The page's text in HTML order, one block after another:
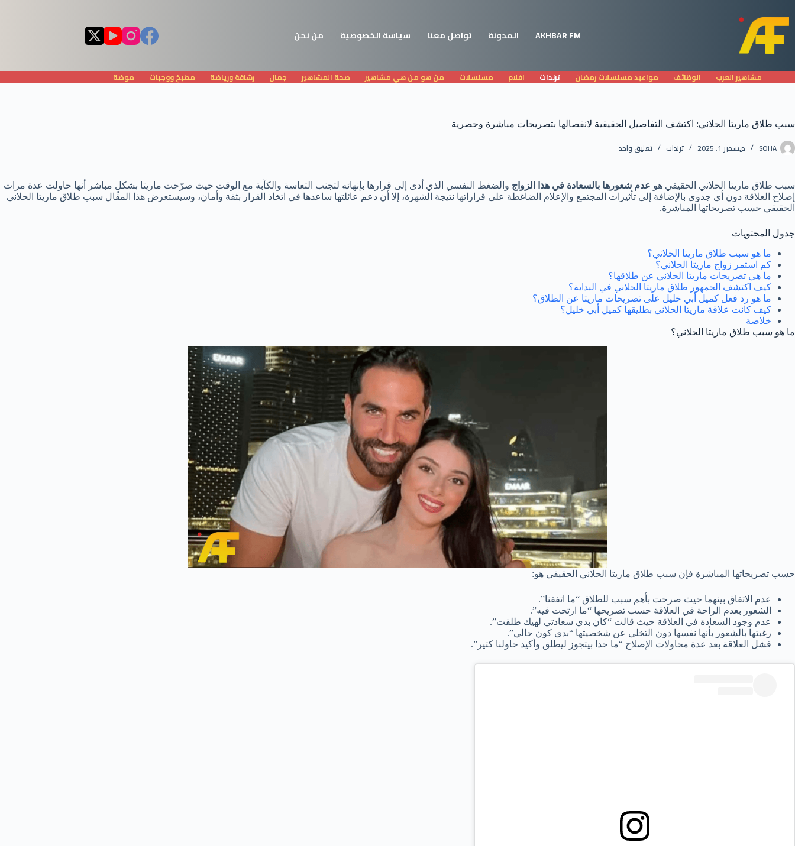
إلى
المحتوى
AKHBAR FM المدونة تواصل معنا سياسة الخصوصية من نحن
مشاهير العرب الوظائف مواعيد مسلسلات رمضان ترندات افلام مسلسلات من هو من هي مشاهير صحة المشاهير جمال رشاقة ورياضة مطبخ ووجبات موضة
سبب طلاق ماريتا الحلاني: اكتشف التفاصيل الحقيقية لانفصالها بتصريحات مباشرة وحصرية
SOHA ديسمبر 1, 2025 ترندات تعليق واحد
سبب طلاق ماريتا الحلاني الحقيقي هو عدم شعورها بالسعادة في هذا الزواج والضغط النفسي الذي أدى إلى قرارها بإنهائه لتجنب التعاسة والكآبة مع الوقت حيث صرّحت ماريتا بشكلٍ مباشر أنها حاولت عدة مرات
إصلاح العلاقة دون أي جدوى بالإضافة إلى تأثيرات المجتمع والإعلام الضاغطة على قراراتها نتيجة الشهرة، إلا أن دعم عائلتها ساعدها في اتخاذ القرار بثقة وأمان، وسيستعرض هذا المقال سبب طلاق ماريتا الحلاني
الحقيقي حسب تصريحاتها المباشرة.
جدول المحتويات
ما هو سبب طلاق ماريتا الحلاني؟
كم استمر زواج ماريتا الحلاني؟
ما هي تصريحات ماريتا الحلاني عن طلاقها؟
كيف اكتشف الجمهور طلاق ماريتا الحلاني في البداية؟
ما هو رد فعل كميل أبي خليل على تصريحات ماريتا عن الطلاق؟
كيف كانت علاقة ماريتا الحلاني بطليقها كميل أبي خليل؟
خلاصة
ما هو سبب طلاق ماريتا الحلاني؟
حسب تصريحاتها المباشرة فإن سبب طلاق ماريتا الحلاني الحقيقي هو:
عدم الاتفاق بينهما حيث صرحت بأهم سبب للطلاق “ما اتفقنا”.
الشعور بعدم الراحة في العلاقة حسب تصريحها “ما ارتحت فيه”.
عدم وجود السعادة في العلاقة حيث قالت “كان بدي سعادتي لهيك طلقت”.
رغبتها بالشعور بأنها نفسها دون التخلي عن شخصيتها “بدي كون حالي”.
فشل العلاقة بعد عدة محاولات الإصلاح “ما حدا بيتجوز ليطلق وأكيد حاولنا كتير”.